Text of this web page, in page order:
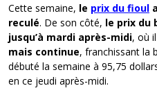
Cette semaine, le prix du fioul a
reculé. De son côté, le prix du
jusqu’à mardi après-midi, où
mais continue, franchissant la
débuté la semaine à 95,75
en ce jeudi après-midi.